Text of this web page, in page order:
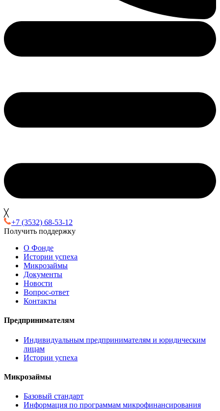
╳
+7 (3532) 68-53-12
Получить поддержку
О Фонде
Истории успеха
Микрозаймы
Документы
Новости
Вопрос-ответ
Контакты
Предпринимателям
Индивидуальным предпринимателям и юридическим
лицам
Истории успеха
Микрозаймы
Базовый стандарт
Информация по программам микрофинансирования